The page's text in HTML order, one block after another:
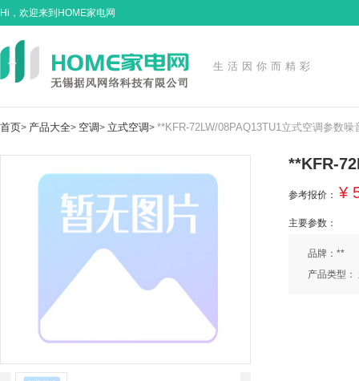
Hi，欢迎来到HOME家电网
生活因你而精彩
首页> 产品大全> 空调> 立式空调> **KFR-72LW/08PAQ13TU1立式空调参数噪
**KFR-
参考报价： ¥
主要参数：
品牌：**
产品类型：